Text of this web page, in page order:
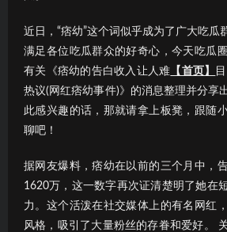
近日，“痞幼”这个词似乎成为了广大吃瓜
满足各位吃瓜群众的好奇心，今天吃瓜
有关《痞幼的告白收入让人难 【首页】
热议(网红痞幼事件)》的消息整理并分享
此感兴趣的话，那就请拿上板凳，跟随
聊吧！
据网友爆料，痞幼在以前的三个月中，
1620万，这一数字再次证清楚明了她在
力。这个活泼在社交媒体上的有名网红
风格，吸引了大量粉丝的存眷和爱好。